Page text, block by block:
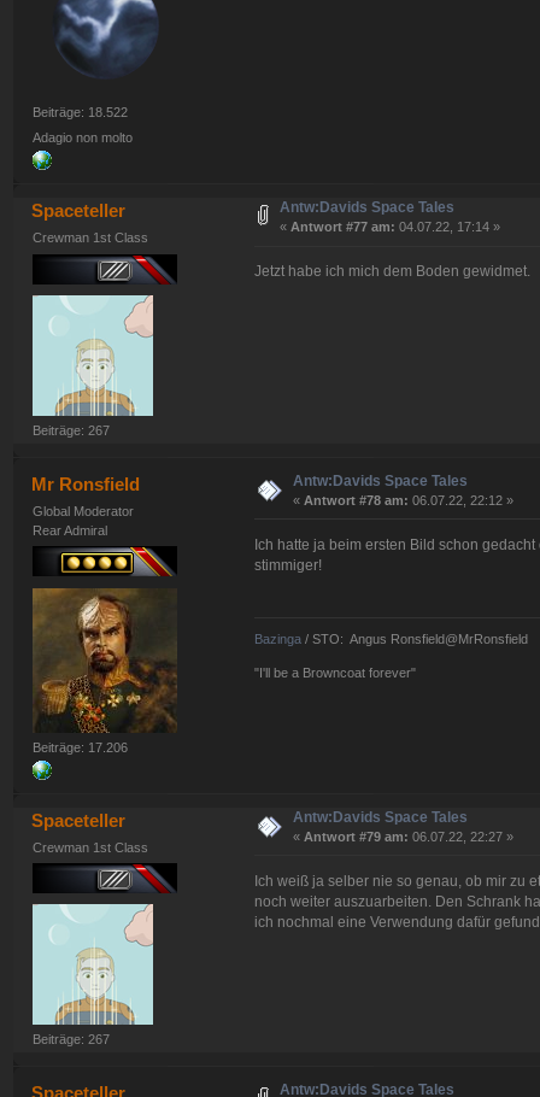
Beiträge: 18.522
Adagio non molto
Spaceteller
Crewman 1st Class
Beiträge: 267
Antw:Davids Space Tales
« Antwort #77 am: 04.07.22, 17:14 »
Jetzt habe ich mich dem Boden gewidmet.
Mr Ronsfield
Global Moderator
Rear Admiral
Beiträge: 17.206
Antw:Davids Space Tales
« Antwort #78 am: 06.07.22, 22:12 »
Ich hatte ja beim ersten Bild schon
stimmiger!
Bazinga/ STO: Angus Ronsfield@MrRonsfield
"I'll be a Browncoat forever"
Spaceteller
Crewman 1st Class
Beiträge: 267
Antw:Davids Space Tales
« Antwort #79 am: 06.07.22, 22:27 »
Ich weiß ja selber nie so genau, ob mir zu
noch weiter auszuarbeiten. Den Schrank
ich nochmal eine Verwendung dafür
Antw:Davids Space Tales